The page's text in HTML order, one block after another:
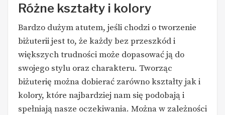
Różne kształty i kolory
Bardzo dużym atutem, jeśli chodzi o tworzenie
biżuterii jest to, że każdy bez przeszkód i
większych trudności może dopasować ją do
swojego stylu oraz charakteru. Tworząc
biżuterię można dobierać zarówno kształty jak i
kolory, które najbardziej nam się podobają i
spełniają nasze oczekiwania. Można w zależności